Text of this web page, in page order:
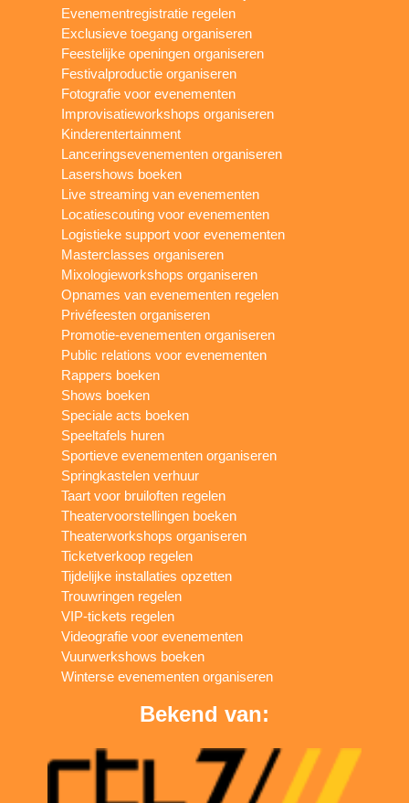
Evenementregistratie regelen
Exclusieve toegang organiseren
Feestelijke openingen organiseren
Festivalproductie organiseren
Fotografie voor evenementen
Improvisatieworkshops organiseren
Kinderentertainment
Lanceringsevenementen organiseren
Lasershows boeken
Live streaming van evenementen
Locatiescouting voor evenementen
Logistieke support voor evenementen
Masterclasses organiseren
Mixologieworkshops organiseren
Opnames van evenementen regelen
Privéfeesten organiseren
Promotie-evenementen organiseren
Public relations voor evenementen
Rappers boeken
Shows boeken
Speciale acts boeken
Speeltafels huren
Sportieve evenementen organiseren
Springkastelen verhuur
Taart voor bruiloften regelen
Theatervoorstellingen boeken
Theaterworkshops organiseren
Ticketverkoop regelen
Tijdelijke installaties opzetten
Trouwringen regelen
VIP-tickets regelen
Videografie voor evenementen
Vuurwerkshows boeken
Winterse evenementen organiseren
Bekend van: